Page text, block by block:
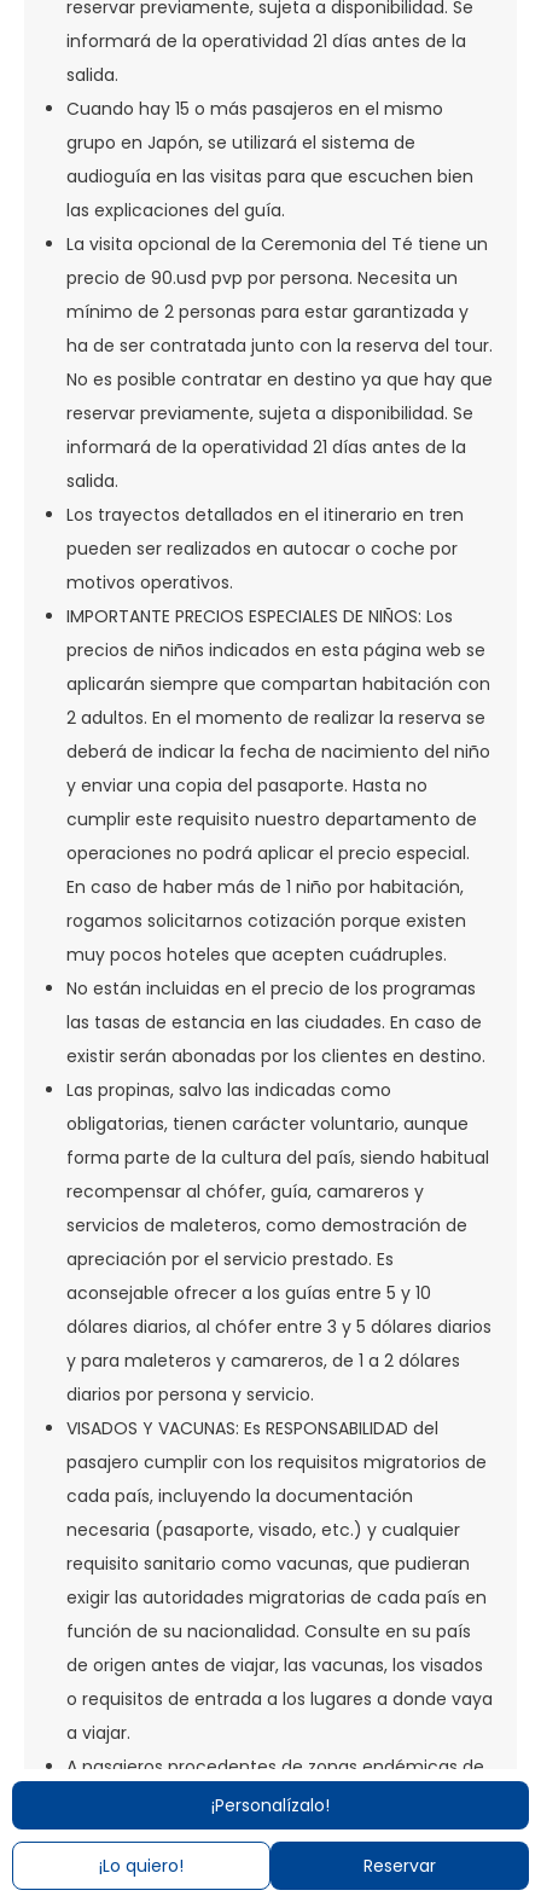
¡Personalízalo!
¡Lo quiero! Reservar
reservar previamente, sujeta a disponibilidad. Se
informará de la operatividad 21 días antes de la
salida.
Cuando hay 15 o más pasajeros en el mismo
grupo en Japón, se utilizará el sistema de
audioguía en las visitas para que escuchen bien
las explicaciones del guía.
La visita opcional de la Ceremonia del Té tiene un
precio de 90.usd pvp por persona. Necesita un
mínimo de 2 personas para estar garantizada y
ha de ser contratada junto con la reserva del tour.
No es posible contratar en destino ya que hay que
reservar previamente, sujeta a disponibilidad. Se
informará de la operatividad 21 días antes de la
salida.
Los trayectos detallados en el itinerario en tren
pueden ser realizados en autocar o coche por
motivos operativos.
IMPORTANTE PRECIOS ESPECIALES DE NIÑOS: Los
precios de niños indicados en esta página web se
aplicarán siempre que compartan habitación con
2 adultos. En el momento de realizar la reserva se
deberá de indicar la fecha de nacimiento del niño
y enviar una copia del pasaporte. Hasta no
cumplir este requisito nuestro departamento de
operaciones no podrá aplicar el precio especial.
En caso de haber más de 1 niño por habitación,
rogamos solicitarnos cotización porque existen
muy pocos hoteles que acepten cuádruples.
No están incluidas en el precio de los programas
las tasas de estancia en las ciudades. En caso de
existir serán abonadas por los clientes en destino.
Las propinas, salvo las indicadas como
obligatorias, tienen carácter voluntario, aunque
forma parte de la cultura del país, siendo habitual
recompensar al chófer, guía, camareros y
servicios de maleteros, como demostración de
apreciación por el servicio prestado. Es
aconsejable ofrecer a los guías entre 5 y 10
dólares diarios, al chófer entre 3 y 5 dólares diarios
y para maleteros y camareros, de 1 a 2 dólares
diarios por persona y servicio.
VISADOS Y VACUNAS: Es RESPONSABILIDAD del
pasajero cumplir con los requisitos migratorios de
cada país, incluyendo la documentación
necesaria (pasaporte, visado, etc.) y cualquier
requisito sanitario como vacunas, que pudieran
exigir las autoridades migratorias de cada país en
función de su nacionalidad. Consulte en su país
de origen antes de viajar, las vacunas, los visados
o requisitos de entrada a los lugares a donde vaya
a viajar.
A pasajeros procedentes de zonas endémicas de
fiebre amarilla o que hayan realizado tránsito en
un aeropuerto ubicado en un país con riesgo de
transmisión del virus, las autoridades migratorias